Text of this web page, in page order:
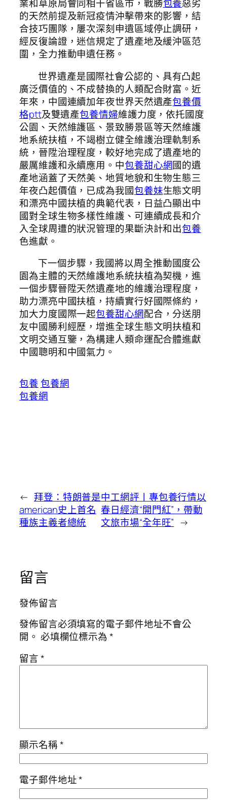
業和草原局會同相干省區市，戰勝包養惡劣
的天然前提及新冠疫情沖擊帶來的影響，結
合技巧團隊，屢次深刻申遺區域停止調研，
經反復論證，迷信規定了遺產地及緩沖區范
圍，全力推動申遺任務。
世界遺產是國際社會公認的、具有凸起
廣泛價值的、不成替換的人類配合財富。近
年來，中國連續加年夜世界天然遺產包養價
格ptt及雙遺產包養情婦維護力度，依托國度
公園、天然維護區、景致勝景區等天然維護
地系統扶植，不竭樹立健全維護治理軌制系
統，晉陞治理程度，較好地完成了遺產地的
嚴厲維護和永續應用。中包養甜心網國的遺
產地涵蓋了天然美、地質地貌和生物生態三
年夜凸起價值，已成為我國包養妹生態文明
和漂亮中國扶植的典範代表，日益凸顯出中
國對全球生物多樣性維護、可連續成長和介
入全球周遭的狀況管理的果斷決計和出包養
色進獻。
下一個步驟，我國將以周全推動國度公
園為主體的天然維護地系統扶植為契機，進
一個步驟晉陞天然遺產地的維護治理程度，
助力漂亮中國扶植，持續實行好國際條約，
加大力度國際一起包養甜心網配合，分送朋
友中國勝利經歷，增進全球生態文明扶植和
文明交通互鑒，為構建人類命運配合體進獻
中國聰明和中國氣力。
包養包養網
包養網
← 拜登：特朗普是
american史上首名
種族主義者總統
中工網評丨專包養行情以
春日經濟“開門紅”，帶動
文旅市場“全年旺” →
留言
發佈留言
發佈留言必須填寫的電子郵件地址不會公
開。 必填欄位標示為*
留言*
顯示名稱*
電子郵件地址*